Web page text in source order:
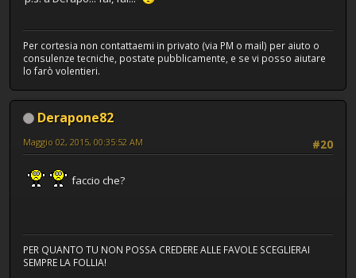
Per cortesia non contattaemi in privato (via PM o mail) per aiuto o
consulenze tecniche, postate pubblicamente, e se vi posso aiutare
lo farò volentieri.
Derapone82
#20
Maggio 02, 2015, 00:35:52 AM
faccio che?
PER QUANTO TU NON POSSA CREDERE ALLE FAVOLE SCEGLIERAI
SEMPRE LA FOLLIA!